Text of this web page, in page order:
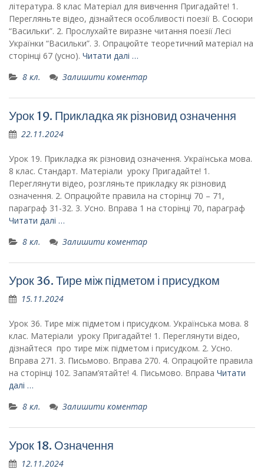
література. 8 клас Матеріал для вивчення Пригадайте! 1.
Перегляньте відео, дізнайтеся особливості поезії В. Сосюри
“Васильки”. 2. Прослухайте виразне читання поезії Лесі
Українки “Васильки”. 3. Опрацюйте теоретичний матеріал на
сторінці 67 (усно). Читати далі …
8 кл.
Залишити коментар
Урок 19. Прикладка як різновид означення
22.11.2024
Урок 19. Прикладка як різновид означення. Українська мова.
8 клас. Стандарт. Матеріали уроку Пригадайте! 1.
Переглянути відео, розгляньте прикладку як різновид
означення. 2. Опрацюйте правила на сторінці 70 – 71,
параграф 31-32. 3. Усно. Вправа 1 на сторінці 70, параграф
Читати далі …
8 кл.
Залишити коментар
Урок 36. Тире між підметом і присудком
15.11.2024
Урок 36. Тире між підметом і присудком. Українська мова. 8
клас. Матеріали уроку Пригадайте! 1. Переглянути відео,
дізнайтеся про тире між підметом і присудком. 2. Усно.
Вправа 271. 3. Письмово. Вправа 270. 4. Опрацюйте правила
на сторінці 102. Запам’ятайте! 4. Письмово. Вправа Читати
далі …
8 кл.
Залишити коментар
Урок 18. Означення
12.11.2024